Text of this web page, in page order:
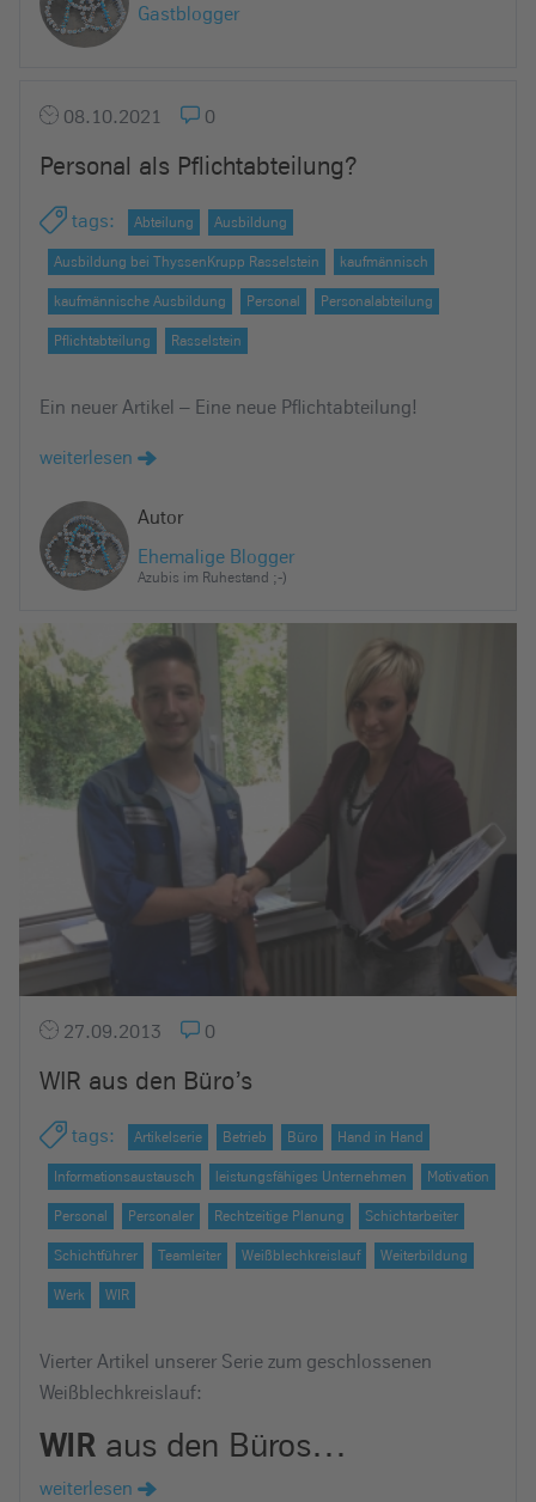
Gastblogger
08.10.2021 0
Personal als Pflichtabteilung?
tags: Abteilung Ausbildung
Ausbildung bei ThyssenKrupp Rasselstein kaufmännisch
kaufmännische Ausbildung Personal Personalabteilung
Pflichtabteilung Rasselstein
Ein neuer Artikel – Eine neue Pflichtabteilung!
weiterlesen
Autor
Ehemalige Blogger
Azubis im Ruhestand ;-)
27.09.2013 0
WIR aus den Büro’s
tags: Artikelserie Betrieb Büro Hand in Hand
Informationsaustausch leistungsfähiges Unternehmen Motivation
Personal Personaler Rechtzeitige Planung Schichtarbeiter
Schichtführer Teamleiter Weißblechkreislauf Weiterbildung
Werk WIR
Vierter Artikel unserer Serie zum geschlossenen
Weißblechkreislauf:
WIR aus den Büros…
weiterlesen